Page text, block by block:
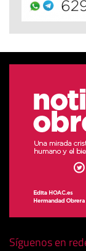
Síguenos en